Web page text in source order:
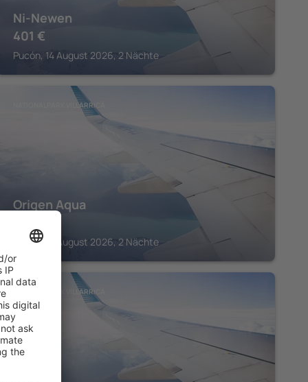
Ni-Newen
401 €
Pucón, 14 August 2026, 2 Nächte
NATIONALPARK VILLARRICA
Origen Aqua
Pucón, 14 August 2026, 2 Nächte
NATIONALPARK VILLARRICA